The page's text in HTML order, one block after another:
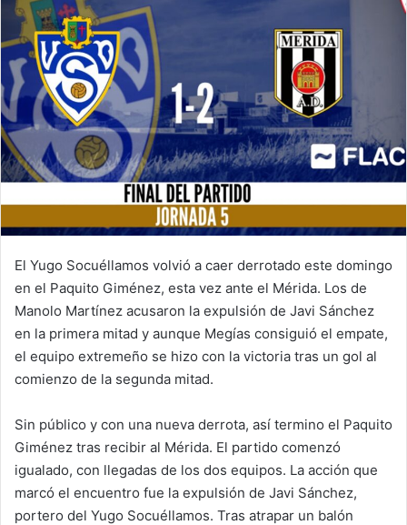
El Yugo Socuéllamos volvió a caer derrotado este domingo
en el Paquito Giménez, esta vez ante el Mérida. Los de
Manolo Martínez acusaron la expulsión de Javi Sánchez
en la primera mitad y aunque Megías consiguió el empate,
el equipo extremeño se hizo con la victoria tras un gol al
comienzo de la segunda mitad.
Sin público y con una nueva derrota, así termino el Paquito
Giménez tras recibir al Mérida. El partido comenzó
igualado, con llegadas de los dos equipos. La acción que
marcó el encuentro fue la expulsión de Javi Sánchez,
portero del Yugo Socuéllamos. Tras atrapar un balón